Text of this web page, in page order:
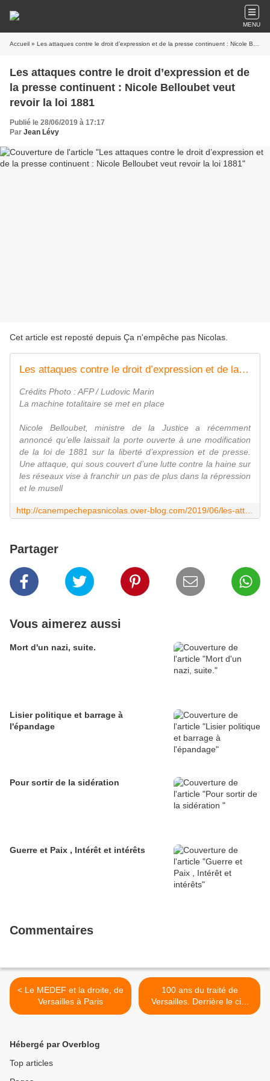
MENU
Accueil » Les attaques contre le droit d’expression et de la presse continuent : Nicole Belloubet veut revoir la loi 1881
Les attaques contre le droit d’expression et de
la presse continuent : Nicole Belloubet veut
revoir la loi 1881
Publié le 28/06/2019 à 17:17
Par Jean Lévy
Cet article est reposté depuis Ça n'empêche pas Nicolas
Les attaques contre le droit d’expression et de la presse continuent : Nicole Belloubet veut revoir la loi 1881
Crédits Photo : AFP / Ludovic Marin
La machine totalitaire se met en place
Nicole Belloubet, ministre de la Justice a récemment
annoncé qu’elle laissait la porte ouverte à une modification
de la loi de 1881 sur la liberté d’expression et de presse.
Une attaque, qui sous couvert d’une lutte contre la haine sur
les réseaux vise à franchir un pas de plus dans la répression
et le musell
Partager
Vous aimerez aussi
Mort d'un nazi, suite.
Lisier politique et barrage à
l'épandage
Pour sortir de la sidération
Guerre et Paix , Intérêt et intérêts
Commentaires
< Le MEDEF et la droite, de
Versailles à Paris
100 ans du traité de
Versailles. Derrière le ciel
bleu horizon, les nuées
Hébergé par Overblog
Top articles